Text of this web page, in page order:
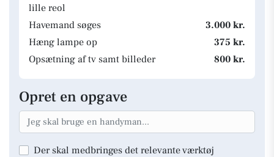
lille reol
Havemand søges
3.000 kr.
Hæng lampe op
375 kr.
Opsætning af tv samt billeder
800 kr.
Opret en opgave
Der skal medbringes det relevante værktøj